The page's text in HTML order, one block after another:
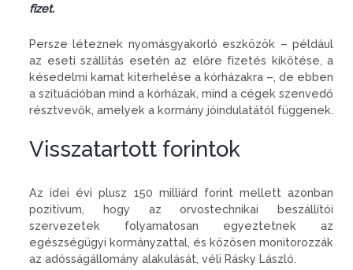
fizet.
Persze léteznek nyomásgyakorló eszközök – például
az eseti szállítás esetén az előre fizetés kikötése, a
késedelmi kamat kiterhelése a kórházakra –, de ebben
a szituációban mind a kórházak, mind a cégek szenvedő
résztvevők, amelyek a kormány jóindulatától függenek.
Visszatartott forintok
Az idei évi plusz 150 milliárd forint mellett azonban
pozitívum, hogy az orvostechnikai beszállítói
szervezetek folyamatosan egyeztetnek az
egészségügyi kormányzattal, és közösen monitorozzák
az adósságállomány alakulását, véli Rásky László.